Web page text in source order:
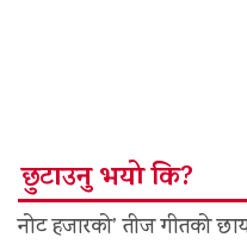
छुटाउनु भयो कि?
नोट हजारको’ तीज गीतको